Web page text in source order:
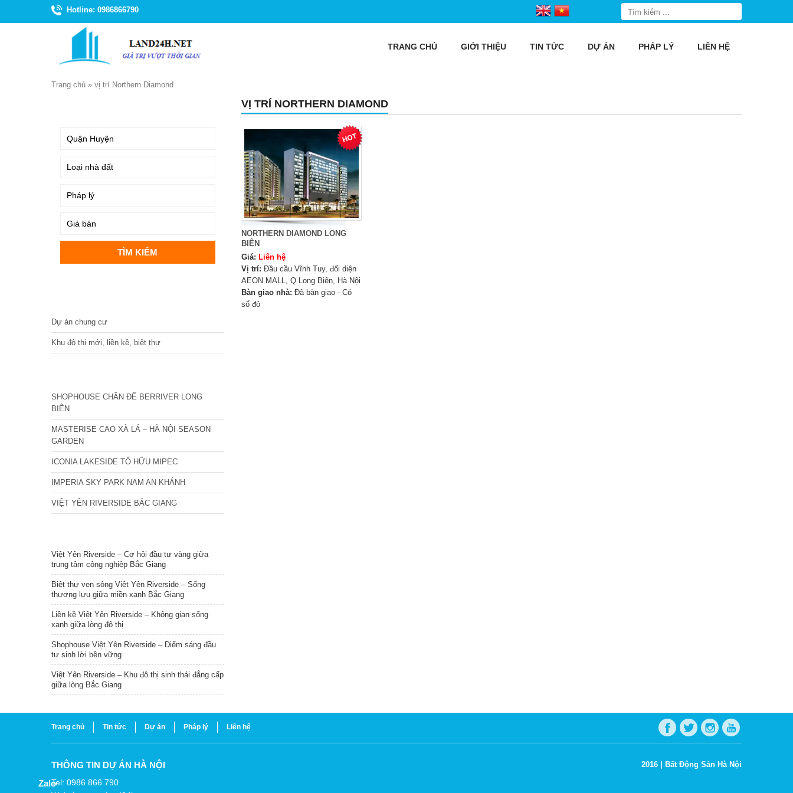
Hotline: 0986866790
TRANG CHỦ GIỚI THIỆU TIN TỨC DỰ ÁN PHÁP LÝ LIÊN HỆ
Trang chủ » vị trí Northern Diamond
VỊ TRÍ NORTHERN DIAMOND
NORTHERN DIAMOND LONG
BIÊN
Giá: Liên hệ
Vị trí: Đầu cầu Vĩnh Tuy, đối diện
AEON MALL, Q Long Biên, Hà Nội
Bàn giao nhà: Đã bàn giao - Có
sổ đỏ
Dự án chung cư
Khu đô thị mới, liền kề, biệt thự
SHOPHOUSE CHÂN ĐẾ BERRIVER LONG
BIÊN
MASTERISE CAO XÀ LÁ – HÀ NỘI SEASON
GARDEN
ICONIA LAKESIDE TỐ HỮU MIPEC
IMPERIA SKY PARK NAM AN KHÁNH
VIỆT YÊN RIVERSIDE BẮC GIANG
Việt Yên Riverside – Cơ hội đầu tư vàng giữa
trung tâm công nghiệp Bắc Giang
Biệt thự ven sông Việt Yên Riverside – Sống
thượng lưu giữa miền xanh Bắc Giang
Liền kề Việt Yên Riverside – Không gian sống
xanh giữa lòng đô thị
Shophouse Việt Yên Riverside – Điểm sáng đầu
tư sinh lời bền vững
Việt Yên Riverside – Khu đô thị sinh thái đẳng cấp
giữa lòng Bắc Giang
Trang chủ Tin tức Dự án Pháp lý Liên hệ
THÔNG TIN DỰ ÁN HÀ NỘI
Tel: 0986 866 790
2016 | Bất Động Sản Hà Nội
Zalo